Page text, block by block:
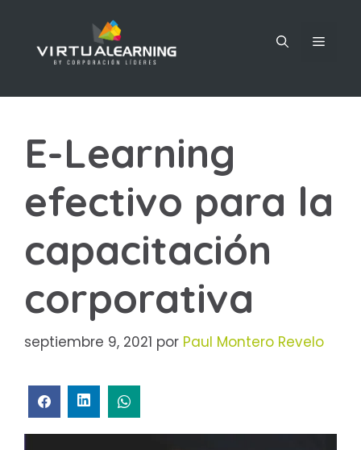
E-Learning
efectivo para la
capacitación
corporativa
septiembre 9, 2021 por Paul Montero Revelo